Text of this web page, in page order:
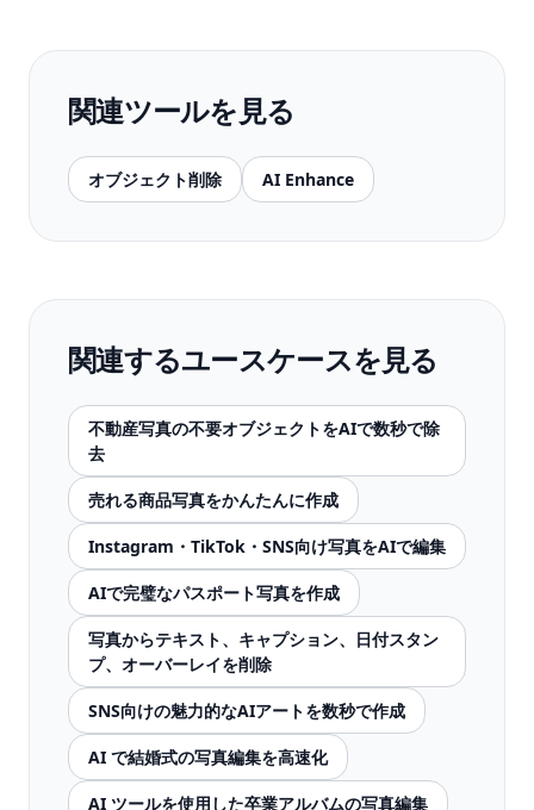
関連ツールを見る
オブジェクト削除 AI Enhance
関連するユースケースを見る
不動産写真の不要オブジェクトをAIで数秒で除
去
売れる商品写真をかんたんに作成
Instagram・TikTok・SNS向け写真をAIで編集
AIで完璧なパスポート写真を作成
写真からテキスト、キャプション、日付スタン
プ、オーバーレイを削除
SNS向けの魅力的なAIアートを数秒で作成
AI で結婚式の写真編集を高速化
AI ツールを使用した卒業アルバムの写真編集